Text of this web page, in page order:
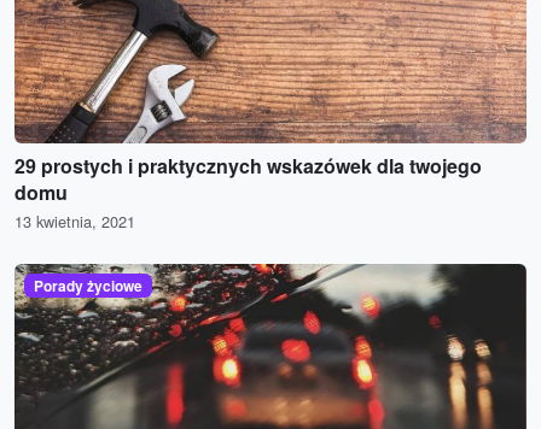
29 prostych i praktycznych wskazówek dla twojego
domu
13 kwietnia, 2021
Porady życiowe